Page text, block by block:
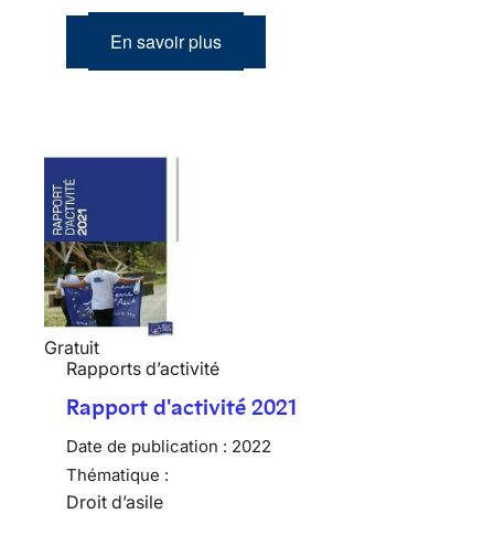
En savoir plus
Gratuit
Rapports d’activité
Rapport d'activité 2021
Date de publication : 2022
Thématique :
Droit d’asile